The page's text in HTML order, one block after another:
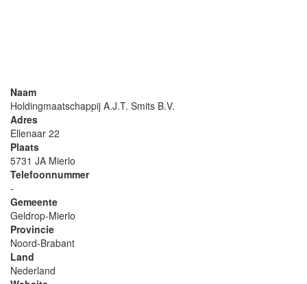
Naam
Holdingmaatschappij A.J.T. Smits B.V.
Adres
Ellenaar 22
Plaats
5731 JA Mierlo
Telefoonnummer
-
Gemeente
Geldrop-Mierlo
Provincie
Noord-Brabant
Land
Nederland